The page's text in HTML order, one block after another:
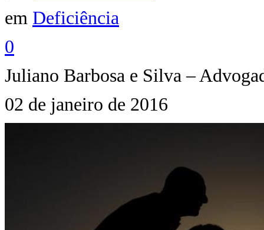
em Deficiência
0
Juliano Barbosa e Silva –
02 de janeiro de 2016